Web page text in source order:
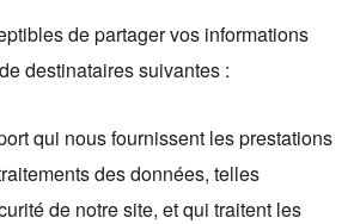
de partager vos informations
destinataires suivantes :
qui nous fournissent les prestations
des données, telles
de notre site, et qui traitent les